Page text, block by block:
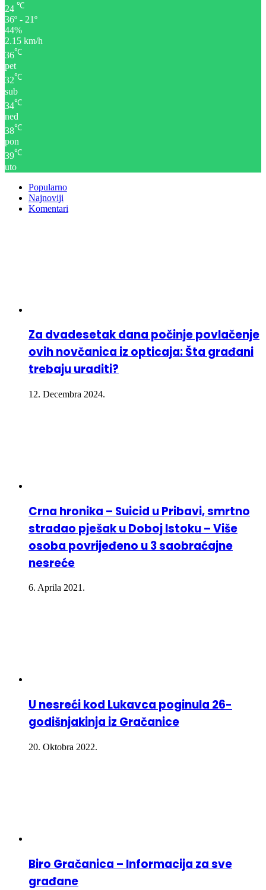
24 ℃
36º - 21º
44%
2.15 km/h
36℃
pet
32℃
sub
34℃
ned
38℃
pon
39℃
uto
Popularno
Najnoviji
Komentari
Za dvadesetak dana počinje povlačenje
ovih novčanica iz opticaja: Šta građani
trebaju uraditi?
12. Decembra 2024.
Crna hronika – Suicid u Pribavi, smrtno
stradao pješak u Doboj Istoku – Više
osoba povrijeđeno u 3 saobraćajne
nesreće
6. Aprila 2021.
U nesreći kod Lukavca poginula 26-
godišnjakinja iz Gračanice
20. Oktobra 2022.
Biro Gračanica – Informacija za sve
građane